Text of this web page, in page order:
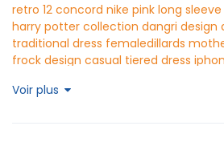
retro 12 concord nike pink long
harry potter collection dangri design
traditional dress femaledillards
frock design casual tiered dress
samsung galaxy s21
Voir plus